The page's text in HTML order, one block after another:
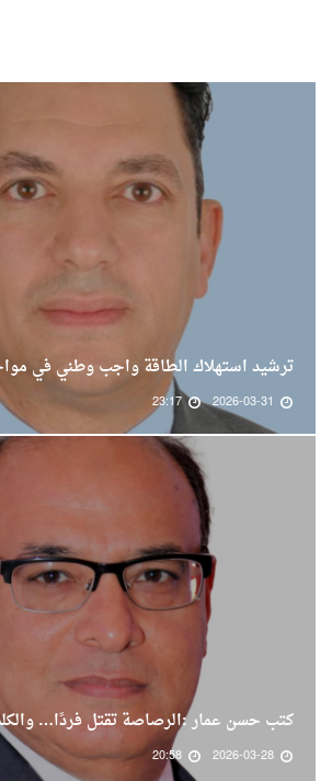
ترشيد استهلاك الطاقة واجب وطني في
2026-03-31
23:17
كتب حسن عمار :الرصاصة تقتل فردًا…
2026-03-28
20:58